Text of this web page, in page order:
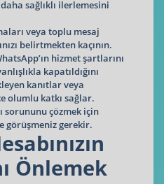
sağlıklı ilerlemesini
veya toplu mesaj
belirtmekten kaçının.
hizmet şartlarını
kapatıldığını
kanıtlar veya
olumlu katkı sağlar.
sorununu çözmek için
görüşmeniz gerekir.
Önlemek